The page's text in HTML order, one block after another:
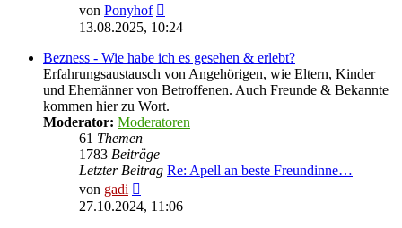
von Ponyhof
Beitrag
13.08.2025, 10:24
Bezness - Wie habe ich es gesehen & erlebt?
Erfahrungsaustausch von Angehörigen, wie Eltern, Kinder
und Ehemänner von Betroffenen. Auch Freunde & Bekannte
kommen hier zu Wort.
Moderator: Moderatoren
61 Themen
1783 Beiträge
Letzter Beitrag Re: Apell an beste Freundinne…
von gadi
Beitrag
27.10.2024, 11:06